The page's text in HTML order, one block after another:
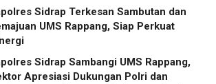
Sidrap Terkesan Sambutan dan
UMS Rappang, Siap Perkuat
Sidrap Sambangi UMS Rappang,
Apresiasi Dukungan Polri dan